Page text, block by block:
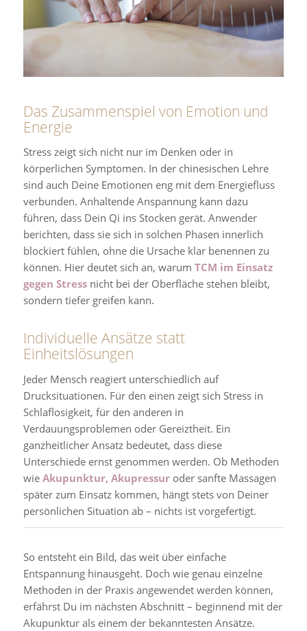
Das Zusammenspiel von Emotion und
Energie
Stress zeigt sich nicht nur im Denken oder in
körperlichen Symptomen. In der chinesischen Lehre
sind auch Deine Emotionen eng mit dem Energiefluss
verbunden. Anhaltende Anspannung kann dazu
führen, dass Dein Qi ins Stocken gerät. Anwender
berichten, dass sie sich in solchen Phasen innerlich
blockiert fühlen, ohne die Ursache klar benennen zu
können. Hier deutet sich an, warum TCM im Einsatz
gegen Stressnicht bei der Oberfläche stehen bleibt,
sondern tiefer greifen kann.
Individuelle Ansätze statt
Einheitslösungen
Jeder Mensch reagiert unterschiedlich auf
Drucksituationen. Für den einen zeigt sich Stress in
Schlaflosigkeit, für den anderen in
Verdauungsproblemen oder Gereiztheit. Ein
ganzheitlicher Ansatz bedeutet, dass diese
Unterschiede ernst genommen werden. Ob Methoden
wie Akupunktur, Akupressuroder sanfte Massagen
später zum Einsatz kommen, hängt stets von Deiner
persönlichen Situation ab – nichts ist vorgefertigt.
So entsteht ein Bild, das weit über einfache
Entspannung hinausgeht. Doch wie genau einzelne
Methoden in der Praxis angewendet werden können,
erfährst Du im nächsten Abschnitt – beginnend mit der
Akupunktur als einem der bekanntesten Ansätze.